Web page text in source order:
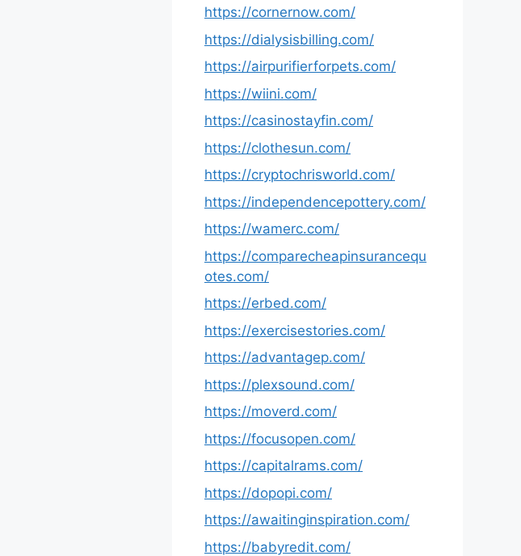
https://cornernow.com/
https://dialysisbilling.com/
https://airpurifierforpets.com/
https://wiini.com/
https://casinostayfin.com/
https://clothesun.com/
https://cryptochrisworld.com/
https://independencepottery.com/
https://wamerc.com/
https://comparecheapinsurancequ
otes.com/
https://erbed.com/
https://exercisestories.com/
https://advantagep.com/
https://plexsound.com/
https://moverd.com/
https://focusopen.com/
https://capitalrams.com/
https://dopopi.com/
https://awaitinginspiration.com/
https://babyredit.com/